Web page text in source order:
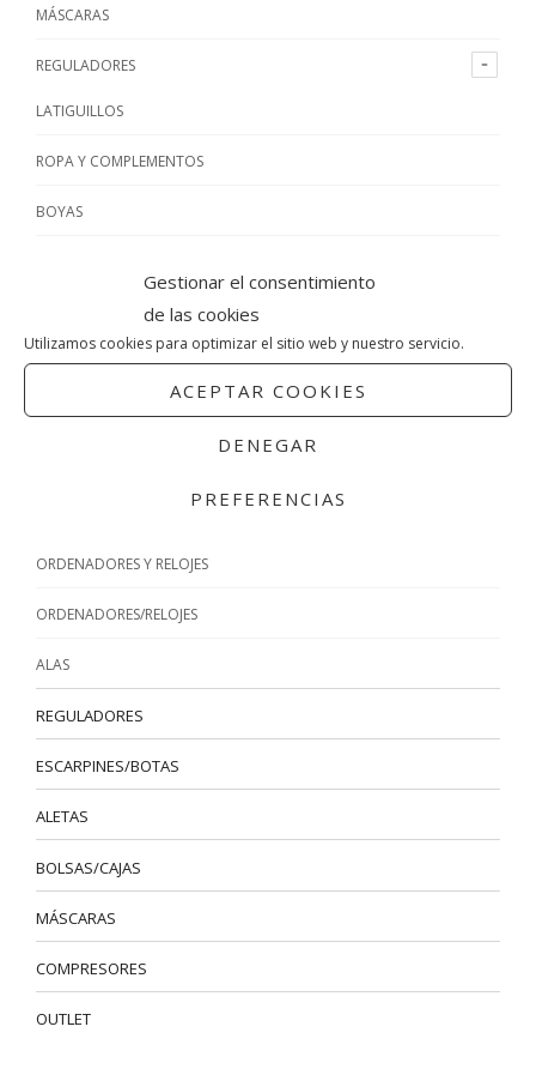
Gestionar el consentimiento
de las cookies
Utilizamos cookies para optimizar el sitio web y nuestro servicio.
ACEPTAR COOKIES
DENEGAR
PREFERENCIAS
MÁSCARAS
REGULADORES
LATIGUILLOS
ROPA Y COMPLEMENTOS
BOYAS
CHALECOS DE BUCEO
BOLSAS Y CAJAS
ESCARPINES Y BOTAS
ORDENADORES Y RELOJES
ORDENADORES/RELOJES
ALAS
REGULADORES
ESCARPINES/BOTAS
ALETAS
BOLSAS/CAJAS
MÁSCARAS
COMPRESORES
OUTLET